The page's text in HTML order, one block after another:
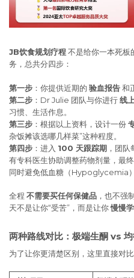
JB饮食规划疗程不是给你一本死板
务，总共分四步：
第一步 ：你提供近期的 验血报告和
第二步 ：Dr Julie 团队与你进行线
习惯、生活作息。
第三步 ：根据以上资料，设计一份
杂饭摊该选哪几样菜”这种程度。
第四步 ：进入 100 天跟踪期 ，团
有专科医生协助调整药物剂量，最
同时避免低血糖（Hypoglycemia）
全程 不需要买任何保健品 ，也不强
天不是让你“受苦”，而是让你慢慢
两种路线对比：极端生酮 vs
为了让你更清楚区别，这里直接对